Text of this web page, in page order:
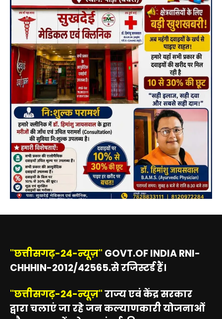
"छत्तीसगढ़-24-न्यूज़" GOVT.OF INDIA RNI-
CHHHIN-2012/42565.से रजिस्टर्ड हैं।
"छत्तीसगढ़-24-न्यूज़"राज्य एवं केंद्र सरकार
द्वारा चलाएं जा रहे जन कल्याणकारी योजनाओं